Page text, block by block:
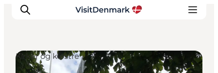
Kirker og klostre